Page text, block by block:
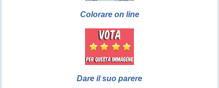
Colorare on line
Dare il suo parere